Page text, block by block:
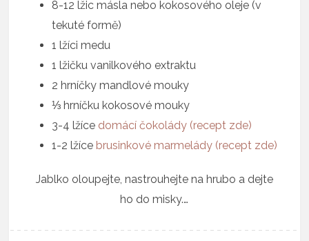
8-12 lžic másla nebo kokosového oleje (v
tekuté formě)
1 lžíci medu
1 lžičku vanilkového extraktu
2 hrníčky mandlové mouky
⅓ hrníčku kokosové mouky
3-4 lžíce domácí čokolády (recept zde)
1-2 lžíce brusinkové marmelády (recept zde)
Jablko oloupejte, nastrouhejte na hrubo a dejte
ho do misky.…